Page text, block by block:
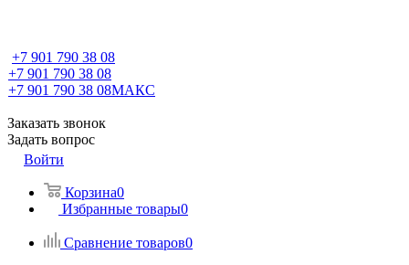
+7 901 790 38 08
+7 901 790 38 08
+7 901 790 38 08МАКС
Заказать звонок
Задать вопрос
Войти
Корзина0
Избранные товары0
Сравнение товаров0